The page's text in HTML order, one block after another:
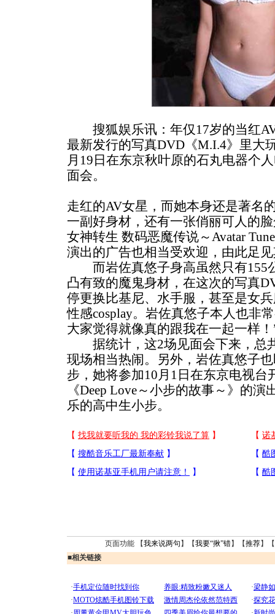
搜狐娱乐讯：年仅17岁的当红
最新发行的写真DVD《M.I.4》里大
月19日在东京秋叶原的石丸电器个
面会。
走红的AV女星，而她本身还是著名
一副好身材，还有一张俏丽可人的
女神转生 数码恶魔传说～Avatar
演出的广告也相当受欢迎，由此足
而岩佐真悠子身高虽然只有155
凸有致的魔鬼身材，在这次的写真
停更换比基尼、水手服，甚至是女
性感cosplay。岩佐真悠子本人也非
大家觉得就像真的跟我在一起一样！
据统计，这2场见面会下来，总
现场相当热闹。另外，岩佐真悠子
步，她将参加10月1日在东京电视台
《Deep Love～小步的故事～》的
乐的高中生小步。
页面功能 【我来说两句 】【我要“揪”错】【推荐】
■相关链接